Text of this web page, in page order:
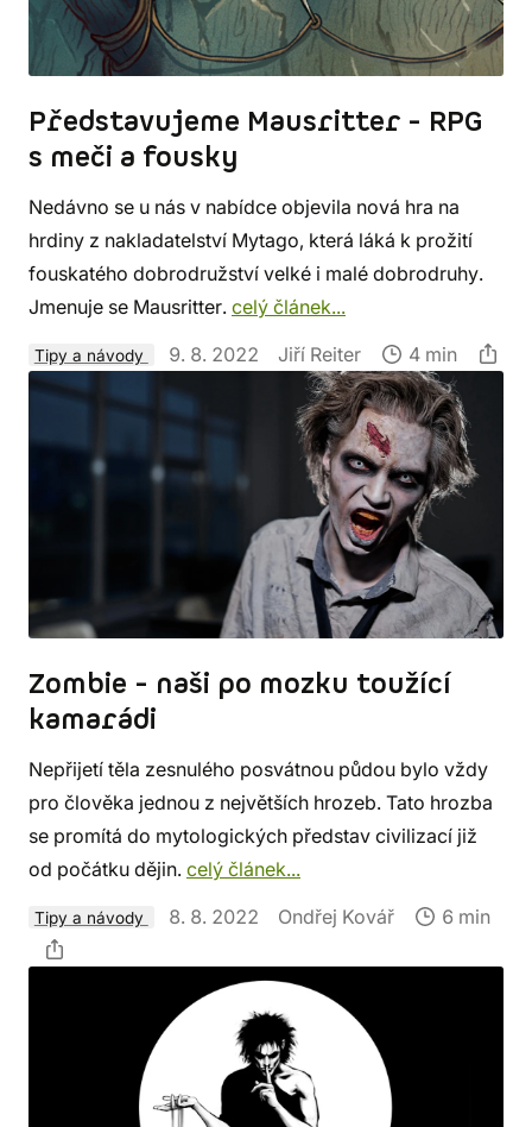
Představujeme Mausritter - RPG
s meči a fousky
Nedávno se u nás v nabídce objevila nová hra na
hrdiny z nakladatelství Mytago, která láká k prožití
fouskatého dobrodružství velké i malé dobrodruhy.
Jmenuje se Mausritter. celý článek...
Tipy a návody 9. 8. 2022 Jiří Reiter 4 min
Zombie - naši po mozku toužící
kamarádi
Nepřijetí těla zesnulého posvátnou půdou bylo vždy
pro člověka jednou z největších hrozeb. Tato hrozba
se promítá do mytologických představ civilizací již
od počátku dějin. celý článek...
Tipy a návody 8. 8. 2022 Ondřej Kovář 6 min